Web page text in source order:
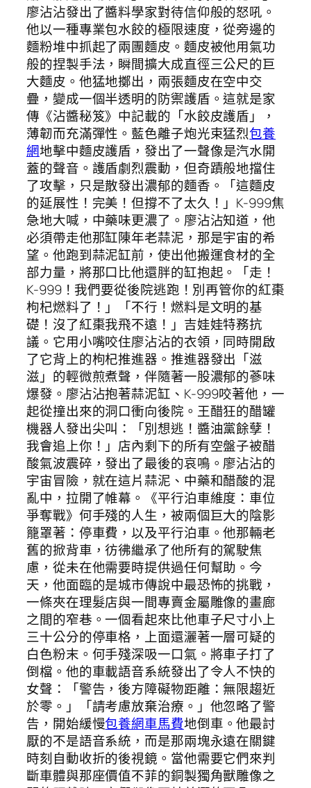
廖沾沾發出了醬料學家對待信仰般的怒吼。
他以一種專業包水餃的極限速度，從旁邊的
麵粉堆中抓起了兩團麵皮。麵皮被他用氣功
般的捏製手法，瞬間擴大成直徑三公尺的巨
大麵皮。他猛地擲出，兩張麵皮在空中交
疊，變成一個半透明的防禦護盾。這就是家
傳《沾醬秘笈》中記載的「水餃皮護盾」，
薄韌而充滿彈性。藍色離子炮光束猛烈包養
網地擊中麵皮護盾，發出了一聲像是汽水開
蓋的聲音。護盾劇烈震動，但奇蹟般地擋住
了攻擊，只是散發出濃郁的麵香。「這麵皮
的延展性！完美！但撐不了太久！」K-999焦
急地大喊，中藥味更濃了。廖沾沾知道，他
必須帶走他那缸陳年老蒜泥，那是宇宙的希
望。他跑到蒜泥缸前，使出他搬運食材的全
部力量，將那口比他還胖的缸抱起。「走！
K-999！我們要從後院逃跑！別再管你的紅棗
枸杞燃料了！」「不行！燃料是文明的基
礎！沒了紅棗我飛不遠！」吉娃娃特務抗
議。它用小嘴咬住廖沾沾的衣領，同時開啟
了它背上的枸杞推進器。推進器發出「滋
滋」的輕微煎煮聲，伴隨著一股濃郁的蔘味
爆發。廖沾沾抱著蒜泥缸、K-999咬著他，一
起從撞出來的洞口衝向後院。王醋狂的醋罐
機器人發出尖叫：「別想逃！醬油黨餘孽！
我會追上你！」店內剩下的所有空盤子被醋
酸氣波震碎，發出了最後的哀鳴。廖沾沾的
宇宙冒險，就在這片蒜泥、中藥和醋酸的混
亂中，拉開了帷幕。《平行泊車維度：車位
爭奪戰》何手殘的人生，被兩個巨大的陰影
籠罩著：停車費，以及平行泊車。他那輛老
舊的掀背車，彷彿繼承了他所有的駕駛焦
慮，從未在他需要時提供過任何幫助。今
天，他面臨的是城市傳說中最恐怖的挑戰，
一條夾在理髮店與一間專賣金屬雕像的畫廊
之間的窄巷。一個看起來比他車子尺寸小上
三十公分的停車格，上面還灑著一層可疑的
白色粉末。何手殘深吸一口氣。將車子打了
倒檔。他的車載語音系統發出了令人不快的
女聲：「警告，後方障礙物距離：無限趨近
於零。」「請考慮放棄治療。」他忽略了警
告，開始緩慢包養網車馬費地倒車。他最討
厭的不是語音系統，而是那兩塊永遠在關鍵
時刻自動收折的後視鏡。當他需要它們來判
斷車體與那座價值不菲的銅製獨角獸雕像之